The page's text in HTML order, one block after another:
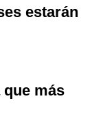
estarán
más